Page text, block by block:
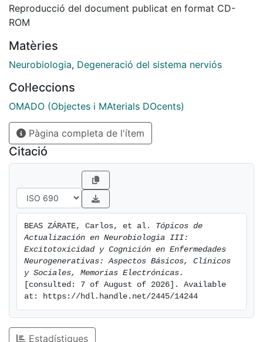
relacionados fundamentalmente con condiciones
neuropatológicas como la epilepsia y el accidente
neurodegenerativas como el Parkinson, el Alzheimer y
el Huntington, entre otras. En esta obra, también se
económicas resultado de la incidencia y prevalencia
de estros procesos. Lo anterior sólo ha sido posible a
través de la cooperación desinteresada de grupos
multidisciplinarios de especialistas, pertenecientes a
siete países de Iberoamérica y miembros del GENIAR,
a quienes extendemos nuestro reconocimiento y
agradecimiento profundo. Así, pues esperamos que
esta obra cumpla con las expectativas del lector.
Reproducció del document publicat en format CD-
ROM
Matèries
Neurobiologia, Degeneració del sistema nerviós
Col·leccions
OMADO (Objectes i MAterials DOcents)
Pàgina completa de l'ítem
Citació
BEAS ZÁRATE, Carlos, et al. Tópicos de
Actualización en Neurobiologia III:
Excitotoxicidad y Cognición en Enfermedades
Neurogenerativas: Aspectos Básicos, Clínicos
y Sociales, Memorias Electrónicas.
[consulted: 7 of August of 2026]. Available
at: https://hdl.handle.net/2445/14244
Estadístiques